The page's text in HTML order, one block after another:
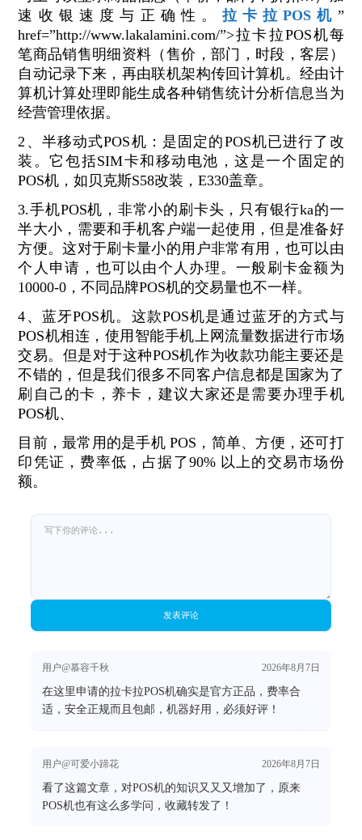
速收银速度与正确性。 拉卡拉POS机 ”
href=”http://www.lakalamini.com/”>拉卡拉POS机每
笔商品销售明细资料（售价，部门，时段，客层）
自动记录下来，再由联机架构传回计算机。经由计
算机计算处理即能生成各种销售统计分析信息当为
经营管理依据。
2、半移动式POS机：是固定的POS机已进行了改
装。它包括SIM卡和移动电池，这是一个固定的
POS机，如贝克斯S58改装，E330盖章。
3.手机POS机，非常小的刷卡头，只有银行ka的一
半大小，需要和手机客户端一起使用，但是准备好
方便。这对于刷卡量小的用户非常有用，也可以由
个人申请，也可以由个人办理。一般刷卡金额为
10000-0，不同品牌POS机的交易量也不一样。
4、蓝牙POS机。这款POS机是通过蓝牙的方式与
POS机相连，使用智能手机上网流量数据进行市场
交易。但是对于这种POS机作为收款功能主要还是
不错的，但是我们很多不同客户信息都是国家为了
刷自己的卡，养卡，建议大家还是需要办理手机
POS机、
目前，最常用的是手机 POS，简单、方便，还可打
印凭证，费率低，占据了90% 以上的交易市场份
额。
发表评论
用户@慕容千秋 2026年8月7日
在这里申请的拉卡拉POS机确实是官方正品，费率合
适，安全正规而且包邮，机器好用，必须好评！
用户@可爱小蹄花 2026年8月7日
看了这篇文章，对POS机的知识又又又增加了，原来
POS机也有这么多学问，收藏转发了！